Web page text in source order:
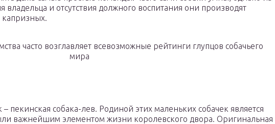
и отсутствия должного воспитания они производят
капризных.
часто возглавляет всевозможные рейтинги глупцов собачьего
мира
пекинская собака-лев. Родиной этих маленьких собачек является
важнейшим элементом жизни королевского двора. Оригинальная